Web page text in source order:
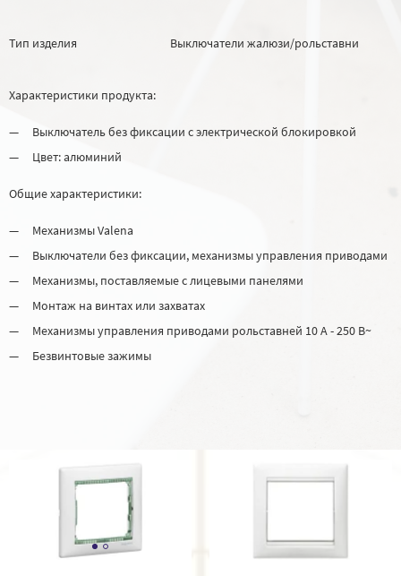
Тип изделия Выключатели жалюзи/рольставни
Характеристики продукта:
Выключатель без фиксации с электрической блокировкой
Цвет: алюминий
Общие характеристики:
Механизмы Valena
Выключатели без фиксации, механизмы управления приводами
Механизмы, поставляемые с лицевыми панелями
Монтаж на винтах или захватах
Механизмы управления приводами рольставней 10 A - 250 В~
Безвинтовые зажимы